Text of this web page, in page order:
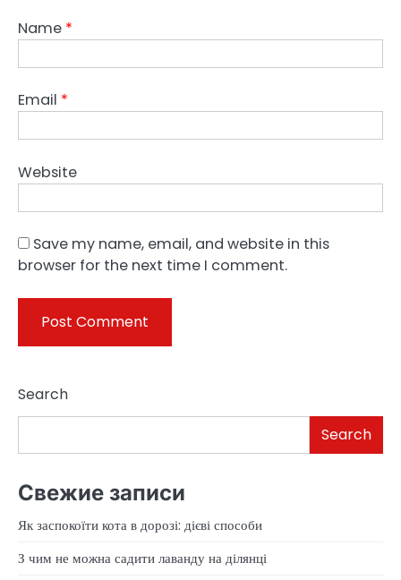
Name *
Email *
Website
Save my name, email, and website in this
browser for the next time I comment.
Search
Search
Свежие записи
Як заспокоїти кота в дорозі: дієві способи
З чим не можна садити лаванду на ділянці